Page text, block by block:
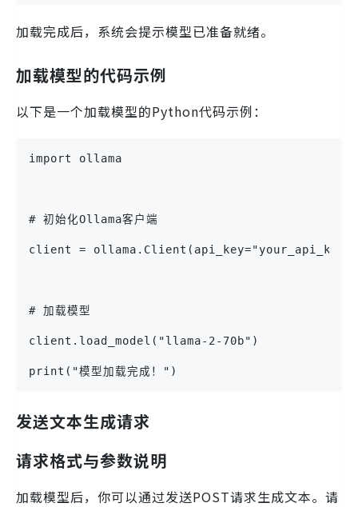
加载完成后，系统会提示模型已准备就绪。
加载模型的代码示例
以下是一个加载模型的Python代码示例：
import ollama
# 初始化Ollama客户端
client =
# 加载模型
client.load_model("llama-2-70b")
print("模型加载完成！")
发送文本生成请求
请求格式与参数说明
加载模型后，你可以通过发送POST请求生成文本。请